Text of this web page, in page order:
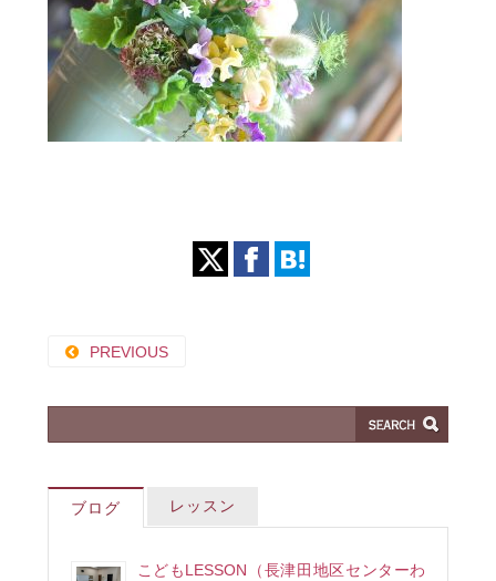
PREVIOUS
ブログ レッスン
こどもLESSON（長津田地区センターわ